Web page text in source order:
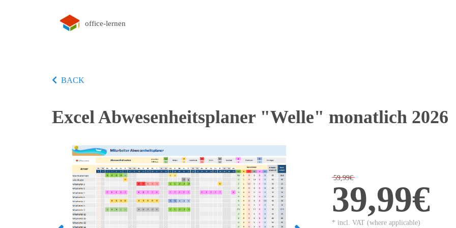
office-lernen
BACK
Excel Abwesenheitsplaner "Welle" monatlich 2026
59,99€
39,99€
* incl. VAT (where applicable)